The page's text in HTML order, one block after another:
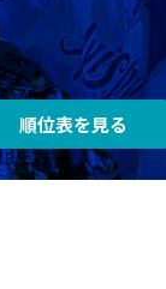
順位表を見る